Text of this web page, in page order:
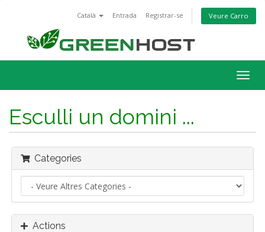
Català Entrada Registrar-se Veure Carro
Esculli un domini ...
Categories
Actions